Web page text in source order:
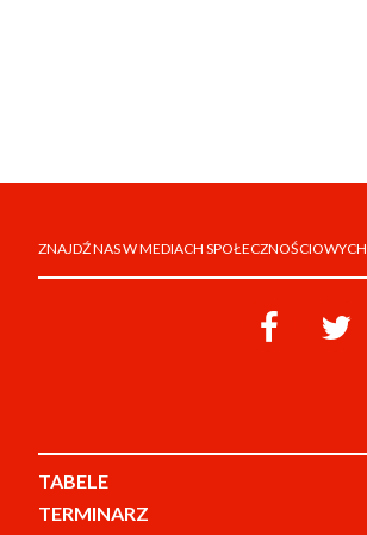
ZNAJDŹ NAS W MEDIACH SPOŁECZNOŚCIOWYCH
TABELE
TERMINARZ